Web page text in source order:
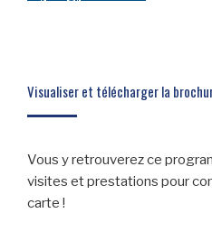
Visualiser et télécharger la
Vous y retrouverez ce
visites et prestations pour
carte !